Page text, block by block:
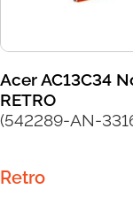
Acer AC13C34
RETRO
(542289-AN-
Retro